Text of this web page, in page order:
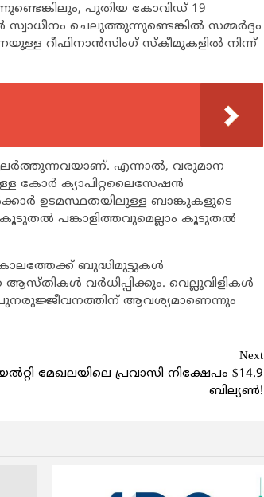
പുതിയ കോവിഡ് 19
ചെലുത്തുന്നുണ്ടെങ്കില്‍ സമ്മര്‍ദ്ദം
റീഫിനാന്‍സിംഗ് സ്കീമുകളില്‍ നിന്ന്
എന്നാല്‍, വരുമാന
കോര്‍ ക്യാപിറ്റലൈസേഷന്‍
ഉടമസ്ഥതയിലുള്ള ബാങ്കുകളുടെ
പങ്കാളിത്തവുമെല്ലാം കൂടുതല്‍
ബുദ്ധിമുട്ടുകള്‍
വര്‍ധിപ്പിക്കും. വെല്ലുവിളികള്‍
പുനരുജ്ജീവനത്തിന് ആവശ്യമാണെന്നും
Next
മേഖലയിലെ പ്രവാസി നിക്ഷേപം $14.9
ബില്യണ്‍!